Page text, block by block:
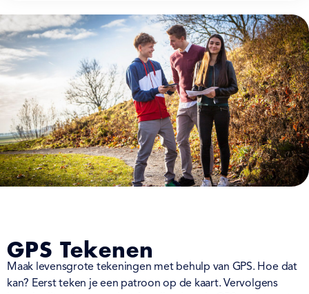
GPS Tekenen
Maak levensgrote tekeningen met behulp van GPS. Hoe dat
kan? Eerst teken je een patroon op de kaart. Vervolgens